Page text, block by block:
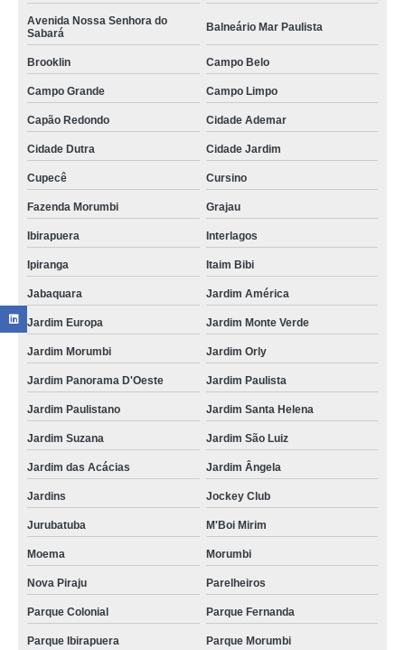
Avenida Nossa Senhora do
Sabará
Balneário Mar Paulista
Brooklin Campo Belo
Campo Grande Campo Limpo
Capão Redondo Cidade Ademar
Cidade Dutra Cidade Jardim
Cupecê Cursino
Fazenda Morumbi Grajau
Ibirapuera Interlagos
Ipiranga Itaim Bibi
Jabaquara Jardim América
Jardim Europa Jardim Monte Verde
Jardim Morumbi Jardim Orly
Jardim Panorama D'Oeste Jardim Paulista
Jardim Paulistano Jardim Santa Helena
Jardim Suzana Jardim São Luiz
Jardim das Acácias Jardim Ângela
Jardins Jockey Club
Jurubatuba M'Boi Mirim
Moema Morumbi
Nova Piraju Parelheiros
Parque Colonial Parque Fernanda
Parque Ibirapuera Parque Morumbi